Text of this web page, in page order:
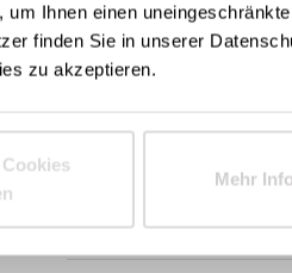
um Ihnen einen
finden Sie in unserer
zu akzeptieren.
Mehr